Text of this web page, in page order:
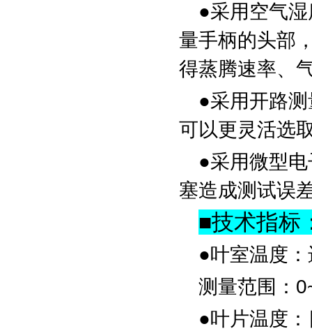
●采用空气
量手柄的头部
得蒸腾速率、
●采用开路
可以更灵活选
●采用微型
塞造成测试误
■技术指标
●叶室温度：
测量范围：
●叶片温度：